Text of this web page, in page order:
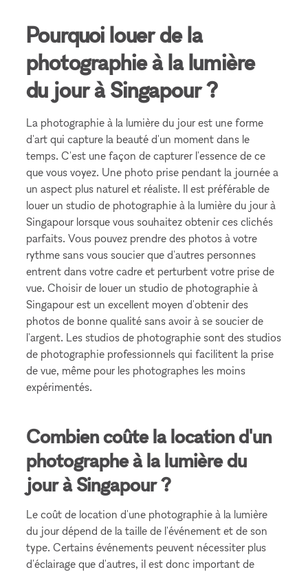
Pourquoi louer de la
photographie à la lumière
du jour à Singapour ?
La photographie à la lumière du jour est une forme
d'art qui capture la beauté d'un moment dans le
temps. C'est une façon de capturer l'essence de ce
que vous voyez. Une photo prise pendant la journée a
un aspect plus naturel et réaliste. Il est préférable de
louer un studio de photographie à la lumière du jour à
Singapour lorsque vous souhaitez obtenir ces clichés
parfaits. Vous pouvez prendre des photos à votre
rythme sans vous soucier que d'autres personnes
entrent dans votre cadre et perturbent votre prise de
vue. Choisir de louer un studio de photographie à
Singapour est un excellent moyen d'obtenir des
photos de bonne qualité sans avoir à se soucier de
l'argent. Les studios de photographie sont des studios
de photographie professionnels qui facilitent la prise
de vue, même pour les photographes les moins
expérimentés.
Combien coûte la location d'un
photographe à la lumière du
jour à Singapour ?
Le coût de location d'une photographie à la lumière
du jour dépend de la taille de l'événement et de son
type. Certains événements peuvent nécessiter plus
d'éclairage que d'autres, il est donc important de